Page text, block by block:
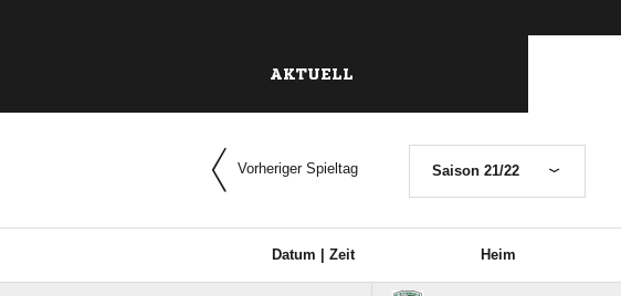
AKTUELL
Vorheriger Spieltag Saison 21/22
Datum | Zeit Heim